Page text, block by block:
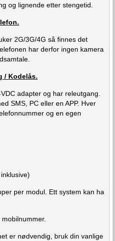
og lignende etter stengetid.
2G/3G/4G så finnes det
har derfor ingen kamera
/ Kodelås.
adapter og har releutgang.
SMS, PC eller en APP. Hver
og en egen
per modul. Ett system kan ha
er nødvendig, bruk din vanlige